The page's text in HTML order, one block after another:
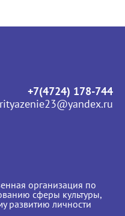
+7(4724) 178-744
организация по
сферы культуры,
развитию личности